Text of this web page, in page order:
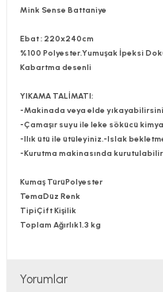
Mink Sense Battaniye
Ebat : 220x240cm
%100 Polyester.Yumuşak İpeksi
Kabartma desenli
YIKAMA TALİMATI:
-Makinada veya elde
-Çamaşır suyu ile leke sökücü
-Ilık ütü ile ütüleyiniz.-Islak
-Kurutma makinasında
Kumaş TürüPolyester
TemaDüz Renk
TipiÇift Kişilik
Toplam Ağırlık1,3 kg
Yorumlar